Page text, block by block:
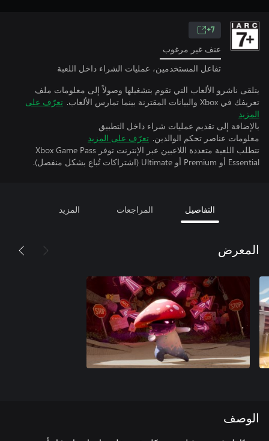
7+
عنف غير مرغوب
تفاعل المستخدمين، عمليات الشراء داخل اللعبة
يتلقى ناشرو الألعاب التي تقوم بتشغيلها وصولاً إلى معلومات ملف
تعريفك في Xbox والبيانات المقترنة بينما تمارس الألعاب.
تعرّف على
المزيد
بالإضافة إلى تقديم عمليات شراء داخل التطبيق
معلومات عناصر تحكم الوالدين. تعرّف على المزيد
تتطلب اللعبة متعددة اللاعبين عبر الإنترنت توفر Xbox Game Pass
Essential أو Premium أو Ultimate (اشتراكات تُباع بشكل منفصل).
التفاصيل المراجعات المزيد
المعرض
الوصف